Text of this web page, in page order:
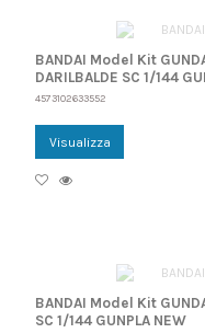
BANDAI Model Kit
DARILBALDE SC 1/144
4573102633552
Visualizza
BANDAI Model Kit
SC 1/144 GUNPLA NEW